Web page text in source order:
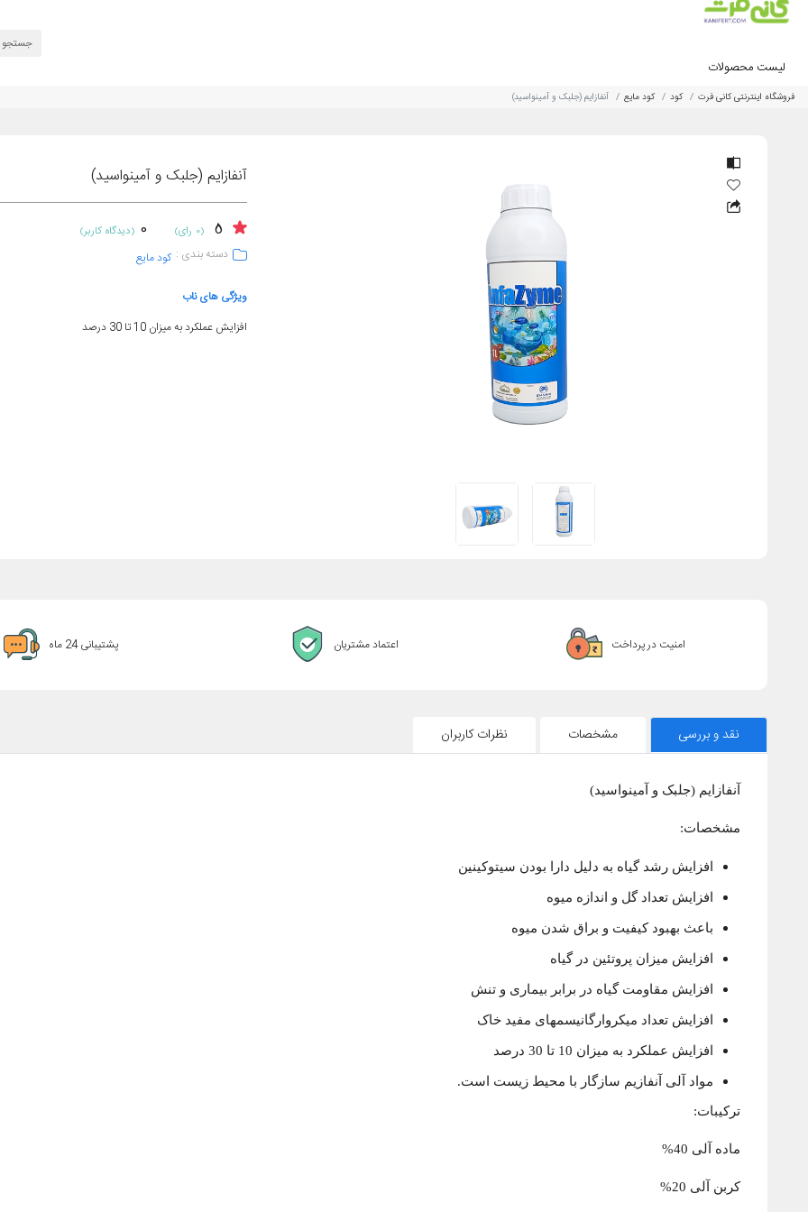
لیست محصولات
فروشگاه اینترنتی کانی فرت کود کود مایع آنفازایم (جلبک و آمینواسید)
آنفازایم (جلبک و آمینواسید)
(0 رای) 0 (دیدگاه کاربر)
دسته بندی : کود مایع
ویژگی های ناب
افزایش عملکرد به میزان 10 تا 30 درصد
امنیت در پرداخت اعتماد مشتریان پشتیبانی 24 ماه
نقد و بررسی مشخصات نظرات کاربران
آنفازایم (جلبک و آمینواسید)
مشخصات:
افزایش رشد گیاه به دلیل دارا بودن سیتوکینین
افزایش تعداد گل و اندازه میوه
باعث بهبود کیفیت و براق شدن میوه
افزایش میزان پروتئین در گیاه
افزایش مقاومت گیاه در برابر بیماری و تنش
افزایش تعداد میکروارگانیسمهای مفید خاک
افزایش عملکرد به میزان 10 تا 30 درصد
مواد آلی آنفازیم سازگار با محیط زیست است.
ترکیبات:
ماده آلی 40%
کربن آلی 20%